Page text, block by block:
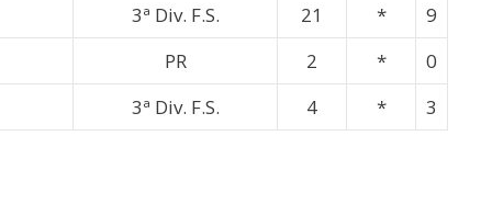
3ª Div. F.S. 21 *
9
PR 2 *
0
3ª Div. F.S. 4 * 3